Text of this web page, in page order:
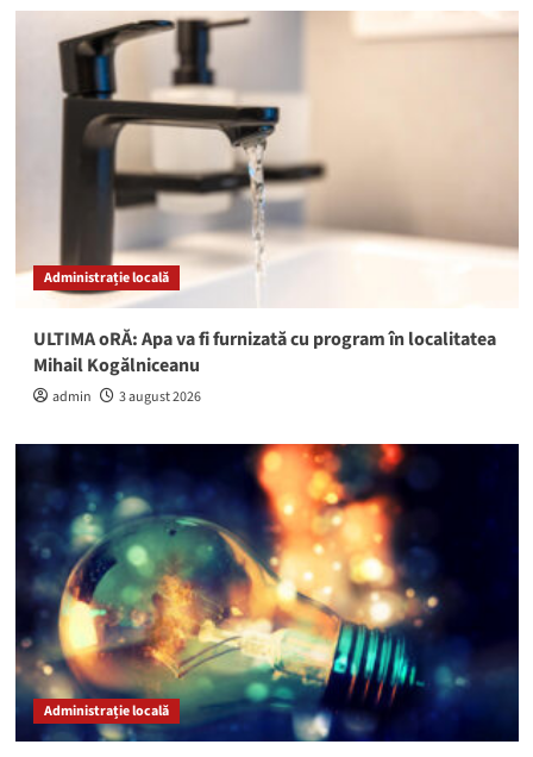
Administrație locală
ULTIMA oRĂ: Apa va fi furnizată cu program în localitatea
Mihail Kogălniceanu
admin 3 august 2026
Administrație locală